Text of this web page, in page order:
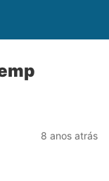
8 anos atrás